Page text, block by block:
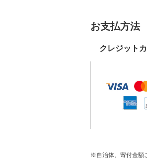
お支払方法
クレジット
※自治体、寄付金額